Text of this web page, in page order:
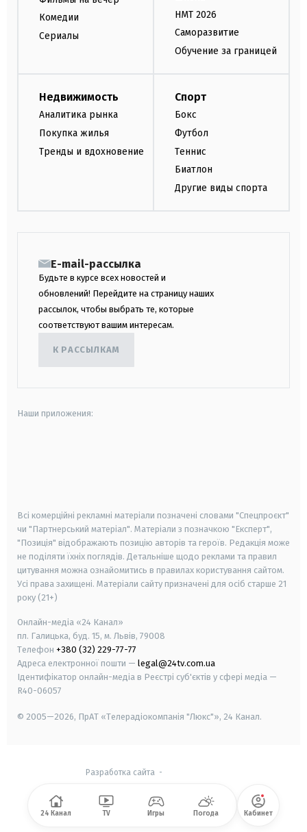
Комедии
Сериалы
НМТ 2026
Саморазвитие
Обучение за границей
Недвижимость
Аналитика рынка
Покупка жилья
Тренды и вдохновение
Спорт
Бокс
Футбол
Теннис
Биатлон
Другие виды спорта
E-mail-рассылка
Будьте в курсе всех новостей и
обновлений! Перейдите на страницу наших
рассылок, чтобы выбрать те, которые
соответствуют вашим интересам.
К РАССЫЛКАМ
Наши приложения:
Всі комерційні рекламні матеріали позначені словами "Спецпроєкт"
чи "Партнерський матеріал". Матеріали з позначкою "Експерт",
"Позиція" відображають позицію авторів та героїв. Редакція може
не поділяти їхніх поглядів. Детальніше щодо реклами та правил
цитування можна ознайомитись в правилах користування сайтом.
Усі права захищені. Матеріали сайту призначені для осіб старше 21
року (21+)
Онлайн-медіа «24 Канал»
пл. Галицька, буд. 15, м. Львів, 79008
Телефон +380 (32) 229-77-77
Адреса електронної пошти — legal@24tv.com.ua
Ідентифікатор онлайн-медіа в Реєстрі суб'єктів у сфері медіа —
R40-06057
© 2005—2026, ПрАТ «Телерадіокомпанія "Люкс"», 24 Канал.
Разработка сайта -
24 Канал TV Игры Погода Кабинет